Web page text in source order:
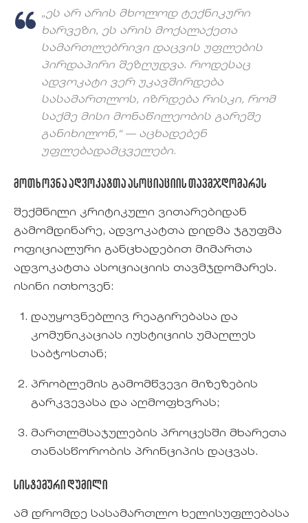
„ეს არ არის მხოლოდ ტექნიკური
ხარვეზი, ეს არის მოქალაქეთა
სამართლებრივი დაცვის უფლების
პირდაპირი შეზღუდვა. როდესაც
ადვოკატი ვერ უკავშირდება
სასამართლოს, იზრდება რისკი, რომ
საქმე მისი მონაწილეობის გარეშე
განიხილონ,“— აცხადებენ
უფლებადამცველები.
მოთხოვნა ადვოკატთა ასოციაციის თავმჯდომარეს
შექმნილი კრიტიკული ვითარებიდან
გამომდინარე, ადვოკატთა დიდმა ჯგუფმა
ოფიციალური განცხადებით მიმართა
ადვოკატთა ასოციაციის თავმჯდომარეს.
ისინი ითხოვენ:
დაუყოვნებლივ რეაგირებასა და
კომუნიკაციას იუსტიციის უმაღლეს
საბჭოსთან;
პრობლემის გამომწვევი მიზეზების
გარკვევასა და აღმოფხვრას;
მართლმსაჯულების პროცესში მხარეთა
თანასწორობის პრინციპის დაცვას.
სისტემური დუმილი
ამ დრომდე სასამართლო ხელისუფლებასა